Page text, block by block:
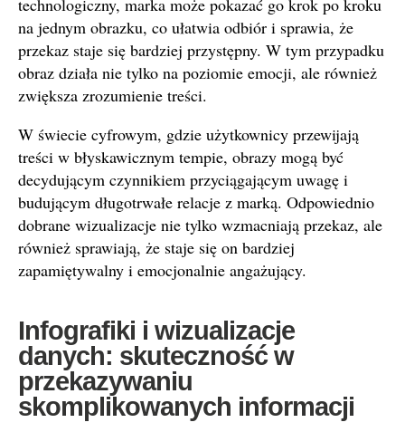
technologiczny, marka może pokazać go krok po kroku
na jednym obrazku, co ułatwia odbiór i sprawia, że
przekaz staje się bardziej przystępny. W tym przypadku
obraz działa nie tylko na poziomie emocji, ale również
zwiększa zrozumienie treści.
W świecie cyfrowym, gdzie użytkownicy przewijają
treści w błyskawicznym tempie, obrazy mogą być
decydującym czynnikiem przyciągającym uwagę i
budującym długotrwałe relacje z marką. Odpowiednio
dobrane wizualizacje nie tylko wzmacniają przekaz, ale
również sprawiają, że staje się on bardziej
zapamiętywalny i emocjonalnie angażujący.
Infografiki i wizualizacje
danych: skuteczność w
przekazywaniu
skomplikowanych informacji